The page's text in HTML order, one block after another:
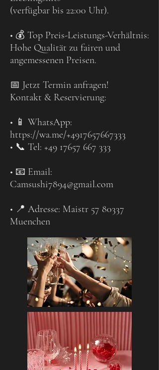
(verfügbar bis 22:00 Uhr).
• 💰 Top Preis-Leistungs-Verhältnis:
Hohe Qualität zu fairen und
angemessenen Preisen.
📅 Jetzt Termin anfragen!
Kontakt & Reservierung:
• 📱 WhatsApp:
https://wa.me/+4917657667333
• 📞 Tel: +49 17657 667 333
• 📧 Email:
Camsushi7894@gmail.com
• 📍 Adresse: Maistr 57 80337
Muenchen